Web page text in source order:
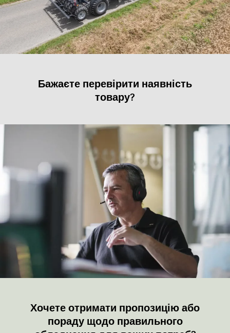
Бажаєте перевірити наявність
товару?
Хочете отримати пропозицію або
пораду щодо правильного